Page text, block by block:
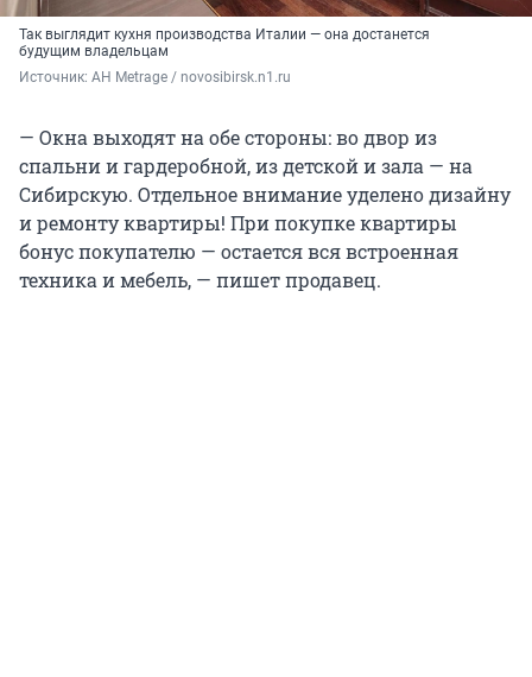
Так выглядит кухня производства Италии — она достанется
будущим владельцам
Источник: АН Metrage / novosibirsk.n1.ru
— Окна выходят на обе стороны: во двор из
спальни и гардеробной, из детской и зала — на
Сибирскую. Отдельное внимание уделено дизайну
и ремонту квартиры! При покупке квартиры
бонус покупателю — остается вся встроенная
техника и мебель, — пишет продавец.